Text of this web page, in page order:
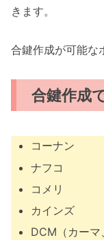
きます。
合鍵作成が可能な
合鍵作成
コーナン
ナフコ
コメリ
カインズ
DCM（カーマ